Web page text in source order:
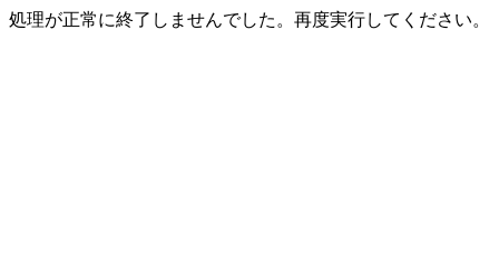
処理が正常に終了しませんでした。再度実行してください。